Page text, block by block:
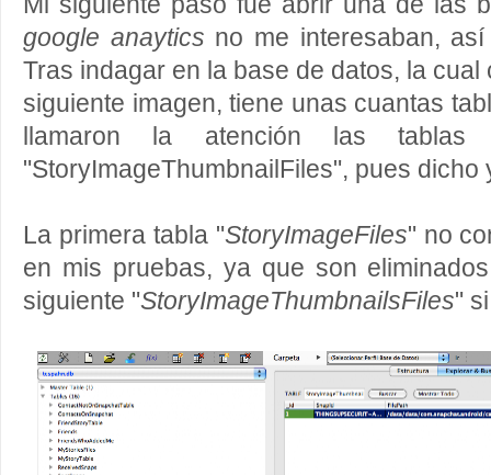
google anaytics no me interesaban,
Tras indagar en la base de datos, la
siguiente imagen, tiene unas cuantas
llamaron la atención las tablas
"StoryImageThumbnailFiles", pues dicho
La primera tabla "StoryImageFiles" no
en mis pruebas, ya que son
siguiente "StoryImageThumbnailsFiles"